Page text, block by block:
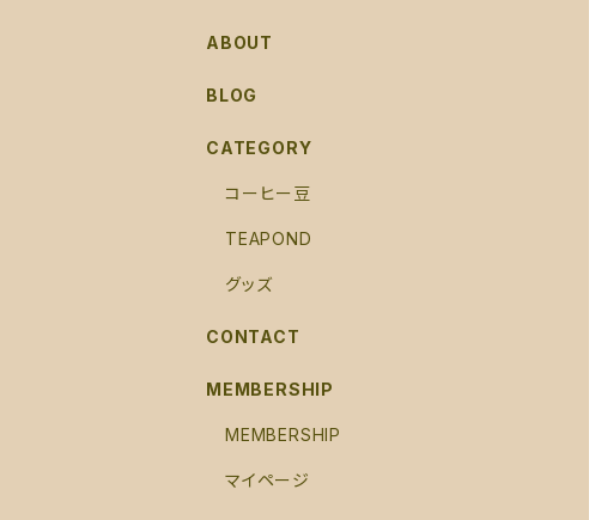
ABOUT
BLOG
CATEGORY
コーヒー豆
TEAPOND
グッズ
CONTACT
MEMBERSHIP
MEMBERSHIP
マイページ